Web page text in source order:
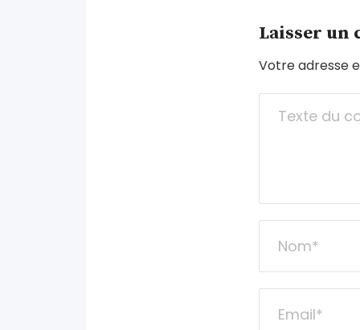
Laisser un
Votre adresse